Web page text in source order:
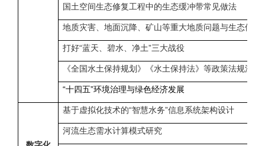
国土空间生态修复工程中的生态缓冲带常见做法
地质灾害、地面沉降、矿山等重大地质问题与生态修复
打好“蓝天、碧水、净土”三大战役
《全国水土保持规划》《水土保持法》等政策法规深度
“十四五”环境治理与绿色经济发展
基于虚拟化技术的“智慧水务”信息系统架构设计
河流生态需水计算模式研究